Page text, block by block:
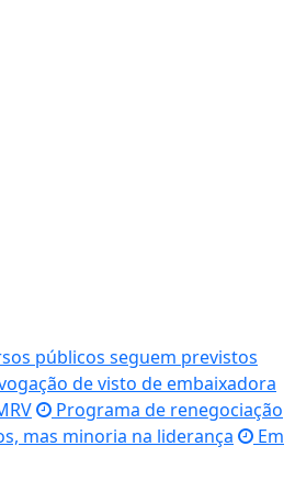
públicos seguem previstos
de visto de embaixadora
Programa de renegociação
mas minoria na liderança
Em